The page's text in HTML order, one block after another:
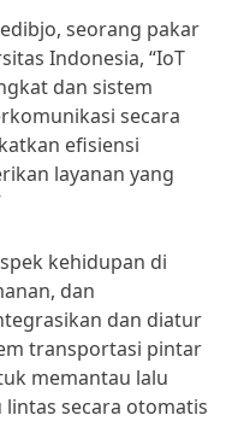
seorang pakar
Indonesia, “IoT
dan sistem
secara
efisiensi
layanan yang
kehidupan di
dan
dan diatur
transportasi pintar
memantau lalu
secara otomatis